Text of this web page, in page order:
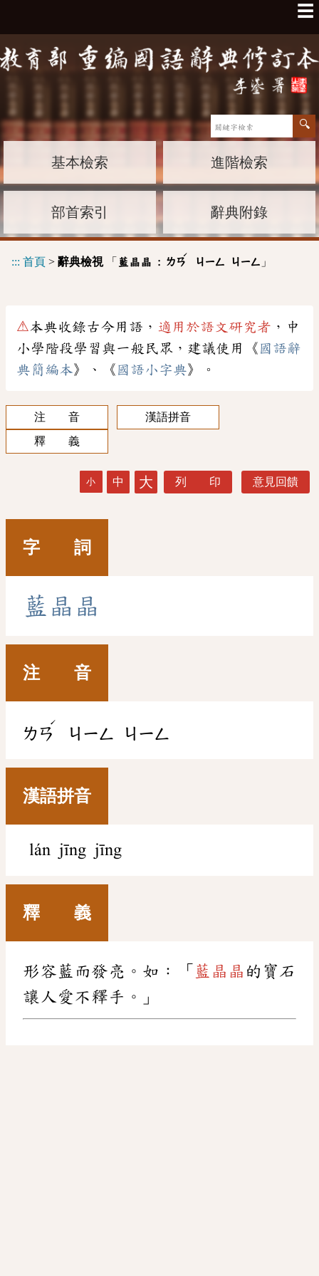
☰
基本檢索 進階檢索
部首索引 辭典附錄
::: 首頁 > 辭典檢視「 藍晶晶 : ㄌㄢ
ˊ
ㄐㄧㄥ ㄐㄧㄥ 」
⚠本典收錄古今用語， 適用於語文研究者 ，中
小學階段學習與一般民眾，建議使用《 國語辭
典簡編本》、《 國語小字典》。
注 音
漢語拼音
釋 義
小 中 大 列 印 意見回饋
字 詞
藍 晶 晶
注 音
ㄌㄢ
ˊ
ㄐㄧㄥ ㄐㄧㄥ
漢語拼音
lán jīng jīng
釋 義
形容藍而發亮。如：「 藍晶晶 的寶石
讓人愛不釋手。」